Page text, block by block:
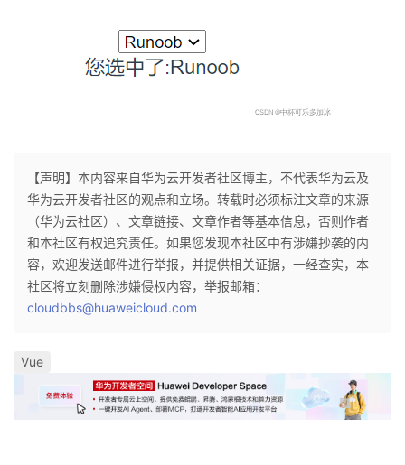
【声明】本内容来自华为云开发者社区博主，不代表华为云及
华为云开发者社区的观点和立场。转载时必须标注文章的来源
（华为云社区）、文章链接、文章作者等基本信息，否则作者
和本社区有权追究责任。如果您发现本社区中有涉嫌抄袭的内
容，欢迎发送邮件进行举报，并提供相关证据，一经查实，本
社区将立刻删除涉嫌侵权内容，举报邮箱：
cloudbbs@huaweicloud.com
Vue